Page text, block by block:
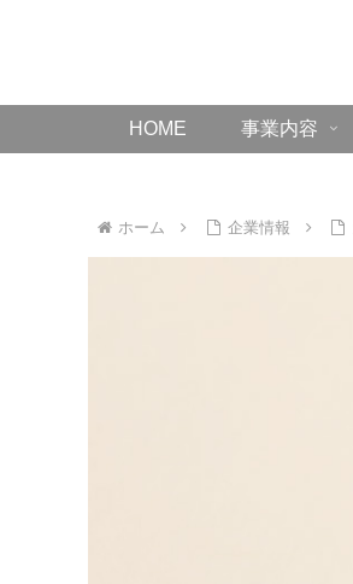
HOME 事業内容
ホーム 企業情報